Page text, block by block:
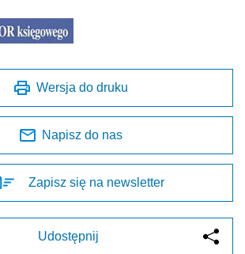
Wersja do druku
Napisz do nas
Zapisz się na newsletter
Udostępnij